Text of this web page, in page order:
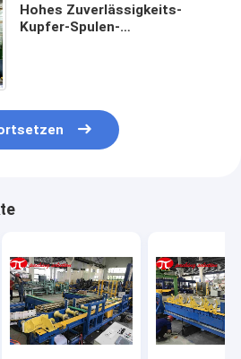
Hohes Zuverlässigkeits-
Kupfer-Spulen-